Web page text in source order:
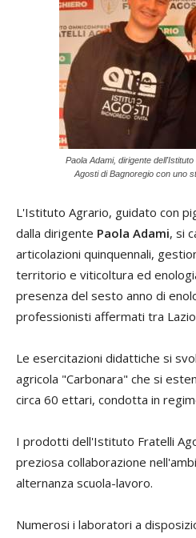
Paola Adami, dirigente
Agosti di Bagnoregio con uno
L'Istituto Agrario, guidato con
dalla dirigente Paola Adami, si
articolazioni quinquennali,
territorio e viticoltura ed
presenza del sesto anno di
professionisti affermati tra
Le esercitazioni didattiche si
agricola "Carbonara" che si
circa 60 ettari, condotta in
I prodotti dell'Istituto Fratelli
preziosa collaborazione
alternanza scuola-lavoro.
Numerosi i laboratori a